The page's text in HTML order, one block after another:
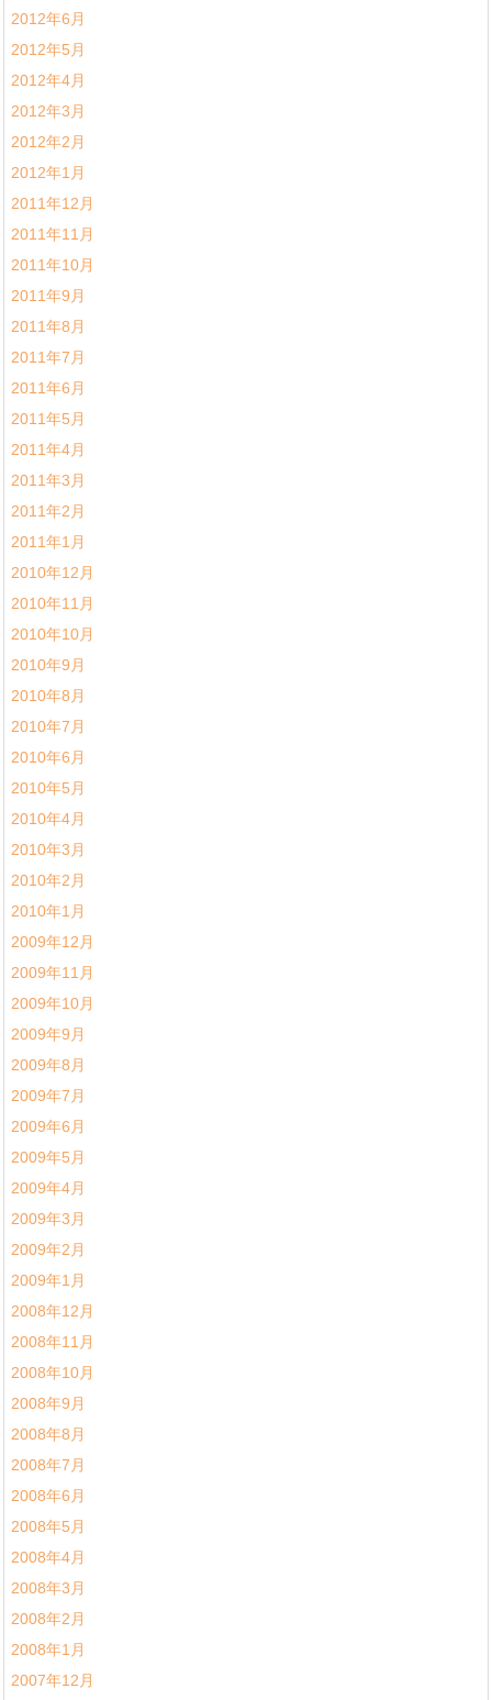
2012年6月
2012年5月
2012年4月
2012年3月
2012年2月
2012年1月
2011年12月
2011年11月
2011年10月
2011年9月
2011年8月
2011年7月
2011年6月
2011年5月
2011年4月
2011年3月
2011年2月
2011年1月
2010年12月
2010年11月
2010年10月
2010年9月
2010年8月
2010年7月
2010年6月
2010年5月
2010年4月
2010年3月
2010年2月
2010年1月
2009年12月
2009年11月
2009年10月
2009年9月
2009年8月
2009年7月
2009年6月
2009年5月
2009年4月
2009年3月
2009年2月
2009年1月
2008年12月
2008年11月
2008年10月
2008年9月
2008年8月
2008年7月
2008年6月
2008年5月
2008年4月
2008年3月
2008年2月
2008年1月
2007年12月